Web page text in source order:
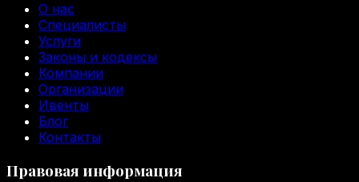
О нас
Специалисты
Услуги
Законы и кодексы
Компании
Организации
Ивенты
Блог
Контакты
Правовая информация